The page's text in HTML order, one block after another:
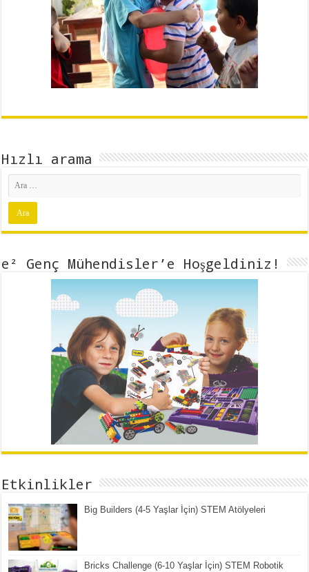
A
p
p
d
I
n
Hızlı arama
e² Genç Mühendisler’e Hoşgeldiniz!
Etkinlikler
Big Builders (4-5 Yaşlar İçin) STEM Atölyeleri
Bricks Challenge (6-10 Yaşlar İçin) STEM Robotik